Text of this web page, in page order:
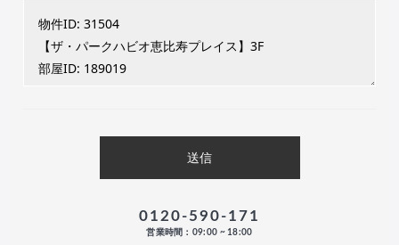
0120-590-171
営業時間：09:00 ~ 18:00